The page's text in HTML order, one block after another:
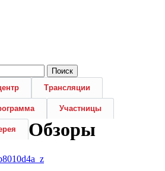
Трансляции
Участницы
Обзоры